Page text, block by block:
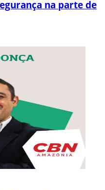
na parte de